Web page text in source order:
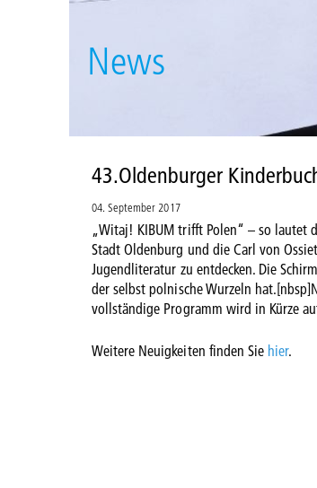
News
43.Oldenburger
04. September 2017
„Witaj! KIBUM trifft Polen“ – so lautet
Stadt Oldenburg und die Carl von
Jugendliteratur zu entdecken. Die
der selbst polnische Wurzeln
vollständige Programm wird in Kürze
Weitere Neuigkeiten finden Sie hier.